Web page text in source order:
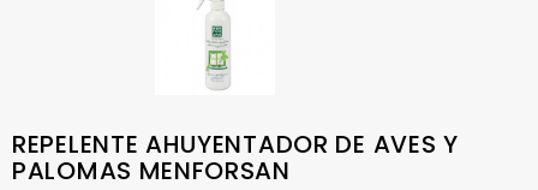
REPELENTE AHUYENTADOR DE AVES Y
PALOMAS MENFORSAN